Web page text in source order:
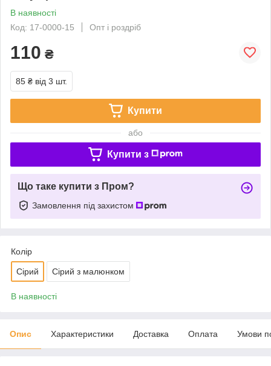
В наявності
Код: 17-0000-15
Опт і роздріб
110 ₴
85 ₴ від 3 шт.
Купити
або
Купити з
Що таке купити з Пром?
Замовлення під захистом
Колір
Сірий Сірий з малюнком
В наявності
Опис Характеристики Доставка Оплата Умови